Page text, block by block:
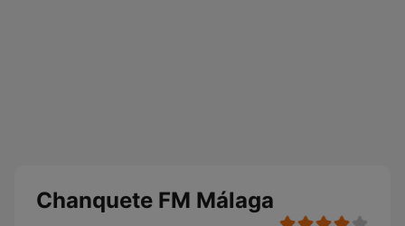
Chanquete FM Málaga